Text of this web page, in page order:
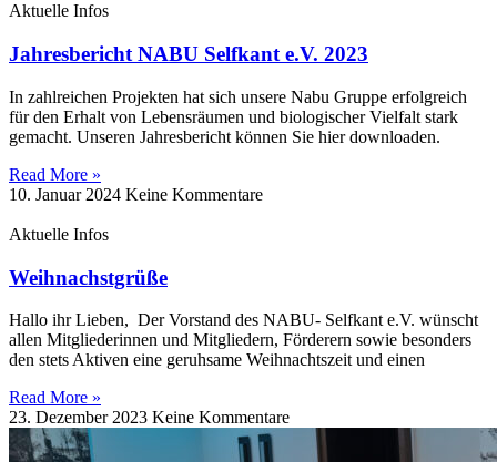
Aktuelle Infos
Jahresbericht NABU Selfkant e.V. 2023
In zahlreichen Projekten hat sich unsere Nabu Gruppe erfolgreich
für den Erhalt von Lebensräumen und biologischer Vielfalt stark
gemacht. Unseren Jahresbericht können Sie hier downloaden.
Read More »
10. Januar 2024 Keine Kommentare
Aktuelle Infos
Weihnachstgrüße
Hallo ihr Lieben, Der Vorstand des NABU- Selfkant e.V. wünscht
allen Mitgliederinnen und Mitgliedern, Förderern sowie besonders
den stets Aktiven eine geruhsame Weihnachtszeit und einen
Read More »
23. Dezember 2023 Keine Kommentare